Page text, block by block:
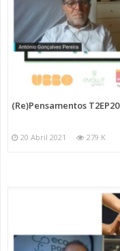
(Re)Pensamentos T2EP20
20 Abril 2021 279 K